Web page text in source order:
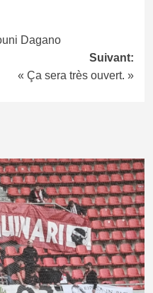
Dagano
Suivant:
« Ça sera très ouvert. »